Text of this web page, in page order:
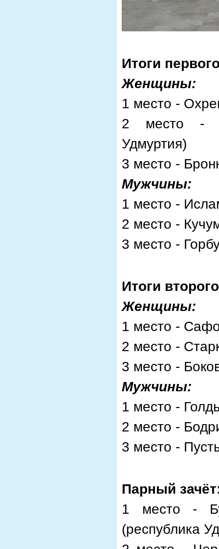
Итоги
Женщины:
1 место -
2 место -
Удмуртия)
3 место -
Мужчины:
1 место -
2 место -
3 место -
Итоги
Женщины:
1 место -
2 место -
3 место -
Мужчины:
1 место -
2 место -
3 место -
Парный
1 место -
(республика